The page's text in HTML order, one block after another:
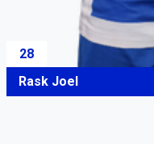
28
Rask Joel